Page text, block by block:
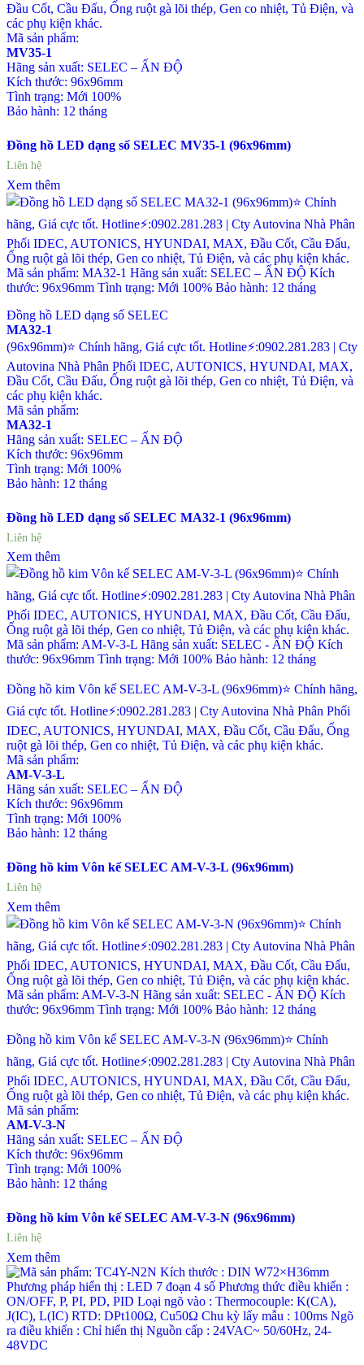
Đầu Cốt, Cầu Đấu, Ống ruột gà lõi thép, Gen co nhiệt, Tủ Điện, và
các phụ kiện khác.
Mã sản phẩm:
MV35-1
Hãng sản xuất: SELEC – ẤN ĐỘ
Kích thước: 96x96mm
Tình trạng: Mới 100%
Bảo hành: 12 tháng
Đồng hồ LED dạng số SELEC MV35-1 (96x96mm)
Liên hệ
Xem thêm
Đồng hồ LED dạng số SELEC
MA32-1
(96x96mm)⭐ Chính hãng, Giá cực tốt. Hotline⚡:0902.281.283 | Cty
Autovina Nhà Phân Phối IDEC, AUTONICS, HYUNDAI, MAX,
Đầu Cốt, Cầu Đấu, Ống ruột gà lõi thép, Gen co nhiệt, Tủ Điện, và
các phụ kiện khác.
Mã sản phẩm:
MA32-1
Hãng sản xuất: SELEC – ẤN ĐỘ
Kích thước: 96x96mm
Tình trạng: Mới 100%
Bảo hành: 12 tháng
Đồng hồ LED dạng số SELEC MA32-1 (96x96mm)
Liên hệ
Xem thêm
Đồng hồ kim Vôn kế SELEC AM-V-3-L (96x96mm)⭐ Chính hãng,
Giá cực tốt. Hotline⚡:0902.281.283 | Cty Autovina Nhà Phân Phối
IDEC, AUTONICS, HYUNDAI, MAX, Đầu Cốt, Cầu Đấu, Ống
ruột gà lõi thép, Gen co nhiệt, Tủ Điện, và các phụ kiện khác.
Mã sản phẩm:
AM-V-3-L
Hãng sản xuất: SELEC – ẤN ĐỘ
Kích thước: 96x96mm
Tình trạng: Mới 100%
Bảo hành: 12 tháng
Đồng hồ kim Vôn kế SELEC AM-V-3-L (96x96mm)
Liên hệ
Xem thêm
Đồng hồ kim Vôn kế SELEC AM-V-3-N (96x96mm)⭐ Chính
hãng, Giá cực tốt. Hotline⚡:0902.281.283 | Cty Autovina Nhà Phân
Phối IDEC, AUTONICS, HYUNDAI, MAX, Đầu Cốt, Cầu Đấu,
Ống ruột gà lõi thép, Gen co nhiệt, Tủ Điện, và các phụ kiện khác.
Mã sản phẩm:
AM-V-3-N
Hãng sản xuất: SELEC – ẤN ĐỘ
Kích thước: 96x96mm
Tình trạng: Mới 100%
Bảo hành: 12 tháng
Đồng hồ kim Vôn kế SELEC AM-V-3-N (96x96mm)
Liên hệ
Xem thêm